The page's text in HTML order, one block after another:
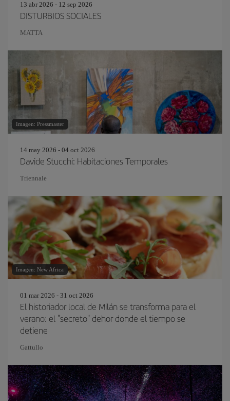
13 abr 2026 - 12 sep 2026
DISTURBIOS SOCIALES
MATTA
Imagen: Pressmaster
14 may 2026 - 04 oct 2026
Davide Stucchi: Habitaciones Temporales
Triennale
Imagen: New Africa
01 mar 2026 - 31 oct 2026
El historiador local de Milán se transforma para el
verano: el "secreto" dehor donde el tiempo se
detiene
Gattullo